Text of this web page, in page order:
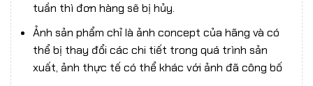
tuần thì đơn hàng sẽ bị hủy.
Ảnh sản phẩm chỉ là ảnh concept của hãng và có
thể bị thay đổi các chi tiết trong quá trình sản
xuất, ảnh thực tế có thể khác với ảnh đã công bố